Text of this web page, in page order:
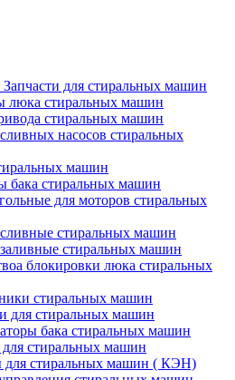
Запчасти для стиральных машин
люка стиральных машин
стиральных машин
насосов стиральных
машин
бака стиральных машин
для моторов стиральных
стиральных машин
стиральных машин
блокировки люка стиральных
стиральных машин
для стиральных машин
бака стиральных машин
стиральных машин
для стиральных машин ( КЭН)